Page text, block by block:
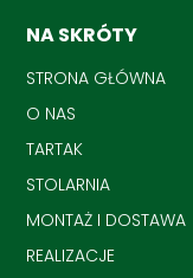
NA SKRÓTY
STRONA GŁÓWNA
O NAS
TARTAK
STOLARNIA
MONTAŻ I DOSTAWA
REALIZACJE